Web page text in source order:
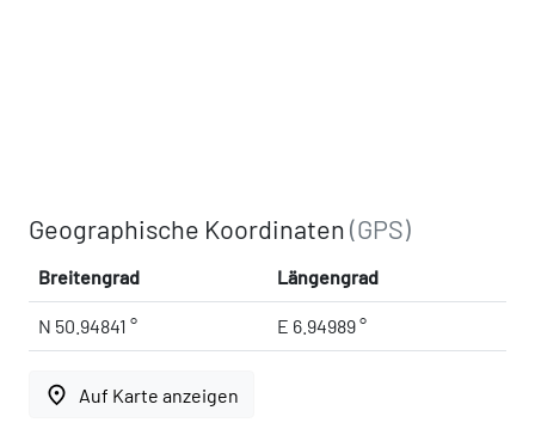
Geographische Koordinaten(GPS)
Breitengrad Längengrad
N 50.94841 ° E 6.94989 °
place Auf Karte anzeigen